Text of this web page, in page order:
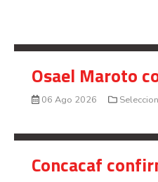
Osael Maroto
06 Ago 2026 Seleccion
Concacaf